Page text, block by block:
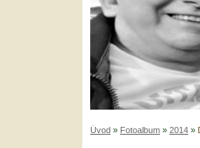
Úvod » Fotoalbum » 2014 »